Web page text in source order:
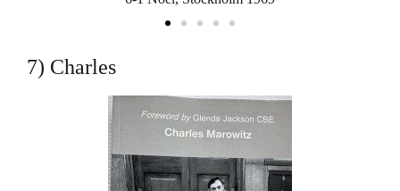
7) Charles